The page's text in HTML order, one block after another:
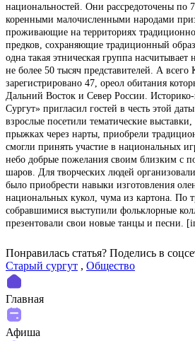
национальностей. Они рассредоточены по
коренными малочисленными народами
проживающие на территориях
предков, сохраняющие традиционный
одна такая этническая группа насчитывает
не более 50 тысяч представителей. А
зарегистрировано 47, ореол обитания
Дальний Восток и Север России.
Сургут» пригласил гостей в честь этой
взрослые посетили тематические
прыжках через нарты, приобрели
смогли принять участие в национальных
небо добрые пожелания своим близким с
шаров. Для творческих людей
было приобрести навыки изготовления
национальных кукол, чума из картона. По
собравшимися выступили фольклорные
презентовали свои новые танцы и песни.
Понравилась статья? Поделиcь в
Старый сургут , Общество
Главная
Афиша